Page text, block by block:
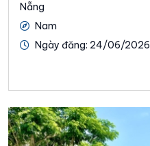
Nẵng
Nam
Ngày đăng: 24/06/2026